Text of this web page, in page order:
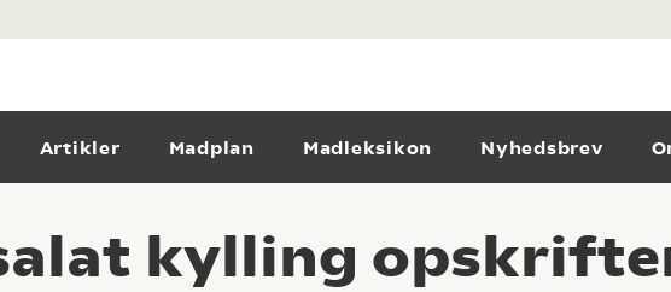
Artikler Madplan Madleksikon Nyhedsbrev
kylling